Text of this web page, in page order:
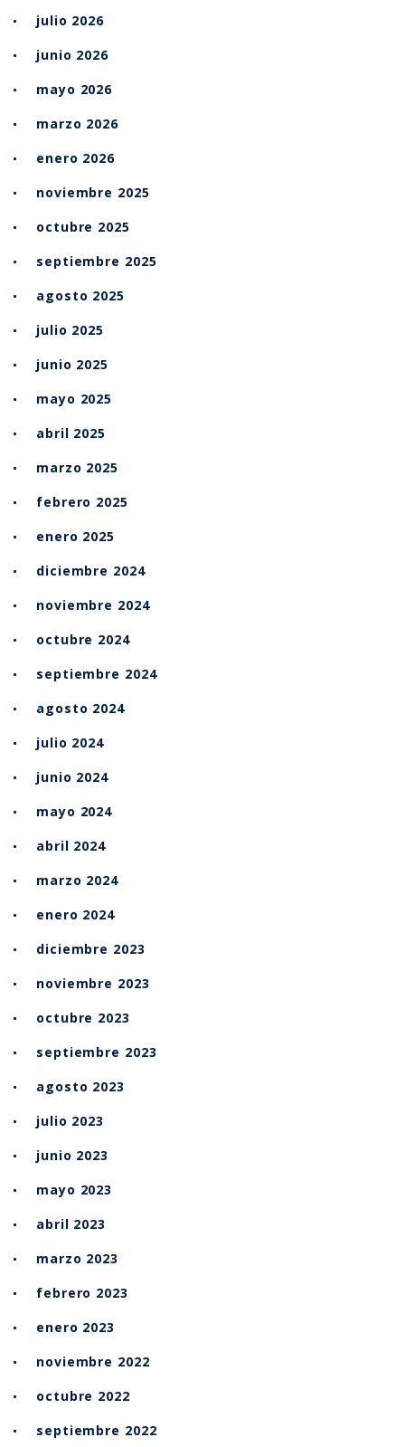
julio 2026
junio 2026
mayo 2026
marzo 2026
enero 2026
noviembre 2025
octubre 2025
septiembre 2025
agosto 2025
julio 2025
junio 2025
mayo 2025
abril 2025
marzo 2025
febrero 2025
enero 2025
diciembre 2024
noviembre 2024
octubre 2024
septiembre 2024
agosto 2024
julio 2024
junio 2024
mayo 2024
abril 2024
marzo 2024
enero 2024
diciembre 2023
noviembre 2023
octubre 2023
septiembre 2023
agosto 2023
julio 2023
junio 2023
mayo 2023
abril 2023
marzo 2023
febrero 2023
enero 2023
noviembre 2022
octubre 2022
septiembre 2022